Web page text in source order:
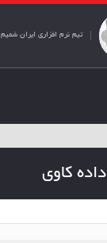
تیم نرم افزاری ایران شمیم
داده کاوی